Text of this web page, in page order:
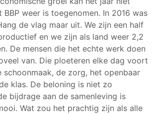
BBP weer is toegenomen. In 2016 was
de vlag maar uit. We zijn een half
en we zijn als land weer 2,2
De mensen die het echte werk doen
van. Die ploeteren elke dag voort
schoonmaak, de zorg, het openbaar
klas. De beloning is niet zo
bijdrage aan de samenleving is
Wat zou het prachtig zijn als alle